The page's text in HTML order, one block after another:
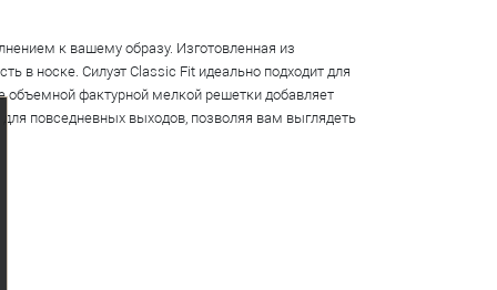
к вашему образу. Изготовленная из
в носке. Силуэт Classic Fit идеально подходит для
объемной фактурной мелкой решетки добавляет
повседневных выходов, позволяя вам выглядеть